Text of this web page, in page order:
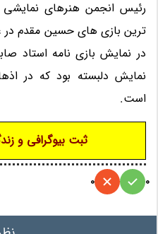
رئیس انجمن هنرهای
ترین بازی های حسین مقدم در
در نمایش بازی نامه استاد
نمایش دلبسته بود که در
است.
ثبت بیوگرافی و
0
0